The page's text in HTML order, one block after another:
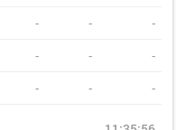
- - -
- - -
- - -